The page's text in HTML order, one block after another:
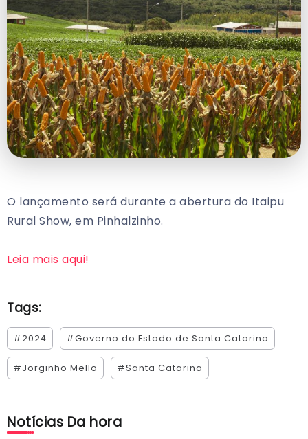
O lançamento será durante a abertura do Itaipu
Rural Show, em Pinhalzinho.
Leia mais aqui!
Tags:
#2024 #Governo do Estado de Santa Catarina
#Jorginho Mello #Santa Catarina
Notícias Da hora